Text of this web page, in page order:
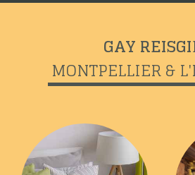
GAY
MONTPELLIER &